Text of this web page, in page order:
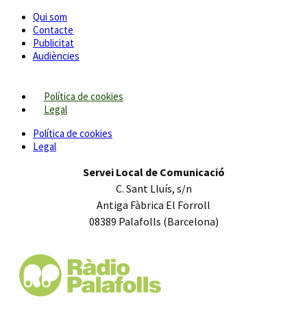
Qui som
Contacte
Publicitat
Audiències
Política de cookies
Legal
Política de cookies
Legal
Servei Local de Comunicació
C. Sant Lluís, s/n
Antiga Fàbrica El Forroll
08389 Palafolls (Barcelona)